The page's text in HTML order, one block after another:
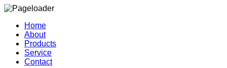
Home
About
Products
Service
Contact